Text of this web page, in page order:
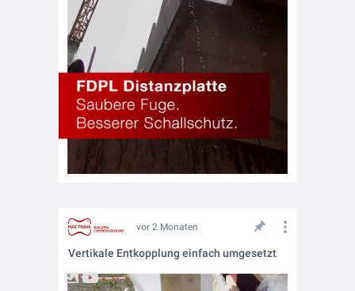
vor 2 Monaten
Vertikale Entkopplung einfach umgesetzt